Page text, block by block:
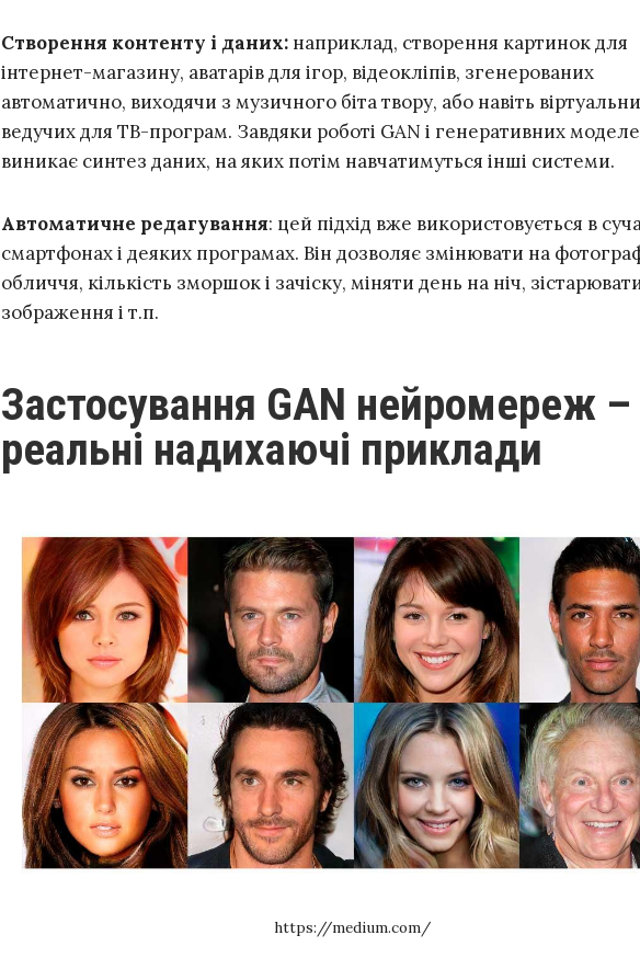
Створення контенту і даних: наприклад, створення картинок для
інтернет-магазину, аватарів для ігор, відеокліпів, згенерованих
автоматично, виходячи з музичного біта твору, або навіть
ведучих для ТВ-програм. Завдяки роботі GAN і генеративних
виникає синтез даних, на яких потім навчатимуться інші системи.
Автоматичне редагування: цей підхід вже використовується в
смартфонах і деяких програмах. Він дозволяє змінювати на
обличчя, кількість зморшок і зачіску, міняти день на ніч,
зображення і т.п.
Застосування GAN нейромереж –
реальні надихаючі приклади
https://medium.com/